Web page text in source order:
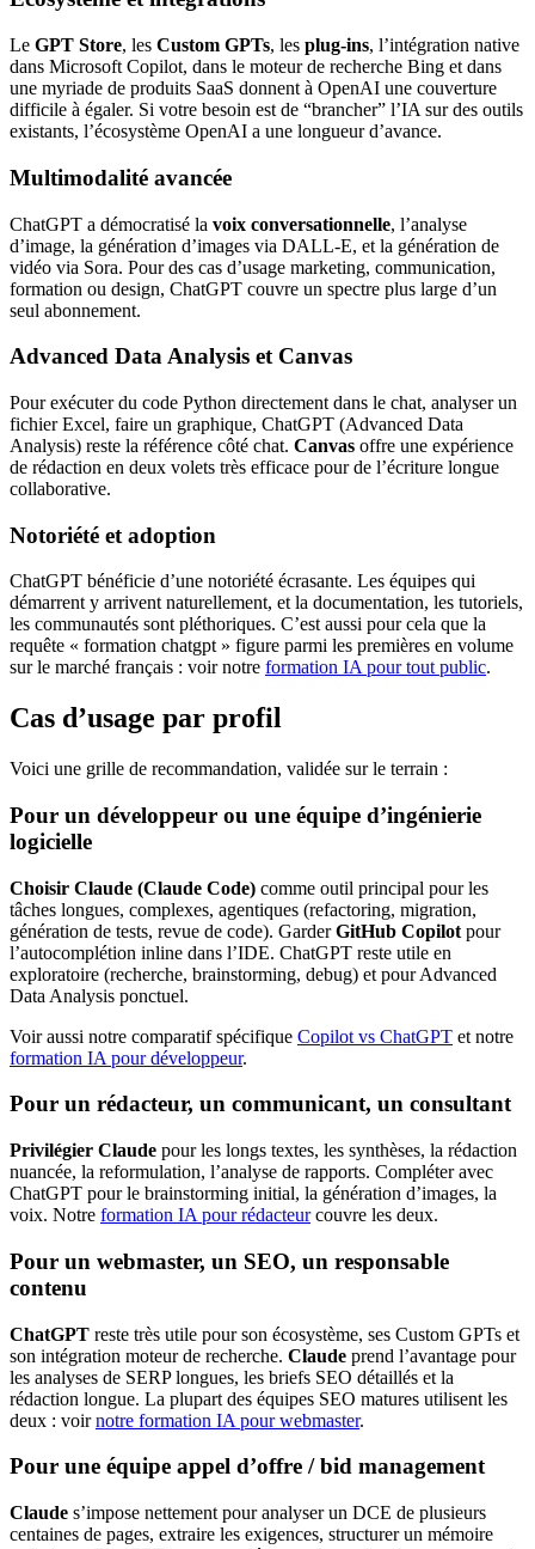
Le GPT Store, les Custom GPTs, les plug-ins, l’intégration native
dans Microsoft Copilot, dans le moteur de recherche Bing et dans
une myriade de produits SaaS donnent à OpenAI une couverture
difficile à égaler. Si votre besoin est de “brancher” l’IA sur des outils
existants, l’écosystème OpenAI a une longueur d’avance.
Multimodalité avancée
ChatGPT a démocratisé la voix conversationnelle, l’analyse
d’image, la génération d’images via DALL-E, et la génération de
vidéo via Sora. Pour des cas d’usage marketing, communication,
formation ou design, ChatGPT couvre un spectre plus large d’un
seul abonnement.
Advanced Data Analysis et Canvas
Pour exécuter du code Python directement dans le chat, analyser un
fichier Excel, faire un graphique, ChatGPT (Advanced Data
Analysis) reste la référence côté chat. Canvas offre une expérience
de rédaction en deux volets très efficace pour de l’écriture longue
collaborative.
Notoriété et adoption
ChatGPT bénéficie d’une notoriété écrasante. Les équipes qui
démarrent y arrivent naturellement, et la documentation, les tutoriels,
les communautés sont pléthoriques. C’est aussi pour cela que la
requête « formation chatgpt » figure parmi les premières en volume
sur le marché français : voir notre formation IA pour tout public.
Cas d’usage par profil
Voici une grille de recommandation, validée sur le terrain :
Pour un développeur ou une équipe d’ingénierie
logicielle
Choisir Claude (Claude Code) comme outil principal pour les
tâches longues, complexes, agentiques (refactoring, migration,
génération de tests, revue de code). GarderGitHub Copilot pour
l’autocomplétion inline dans l’IDE. ChatGPT reste utile en
exploratoire (recherche, brainstorming, debug) et pour Advanced
Data Analysis ponctuel.
Voir aussi notre comparatif spécifique Copilot vs ChatGPT et notre
formation IA pour développeur.
Pour un rédacteur, un communicant, un consultant
Privilégier Claude pour les longs textes, les synthèses, la rédaction
nuancée, la reformulation, l’analyse de rapports. Compléter avec
ChatGPT pour le brainstorming initial, la génération d’images, la
voix. Notre formation IA pour rédacteurcouvre les deux.
Pour un webmaster, un SEO, un responsable
contenu
ChatGPT reste très utile pour son écosystème, ses Custom GPTs et
son intégration moteur de recherche. Claude prend l’avantage pour
les analyses de SERP longues, les briefs SEO détaillés et la
rédaction longue. La plupart des équipes SEO matures utilisent les
deux : voirnotre formation IA pour webmaster.
Pour une équipe appel d’offre / bid management
Claude s’impose nettement pour analyser un DCE de plusieurs
centaines de pages, extraire les exigences, structurer un mémoire